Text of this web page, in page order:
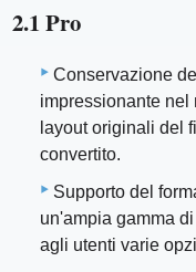
2.1 Pro
Conservazione
impressionante nel
layout originali del
convertito.
Supporto del
un'ampia gamma
agli utenti varie